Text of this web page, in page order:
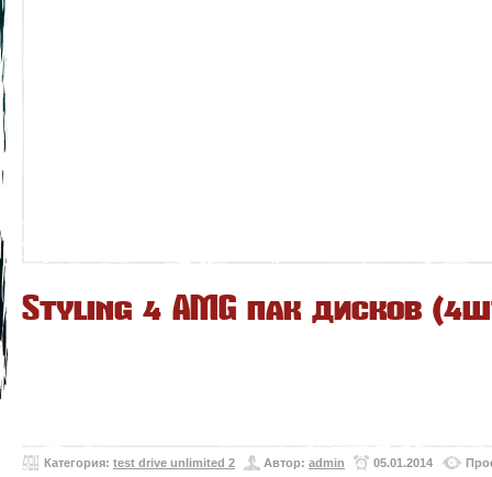
Styling 4 AMG пак дисков
Категория: test drive unlimited 2 Автор: admin 05.01.2014